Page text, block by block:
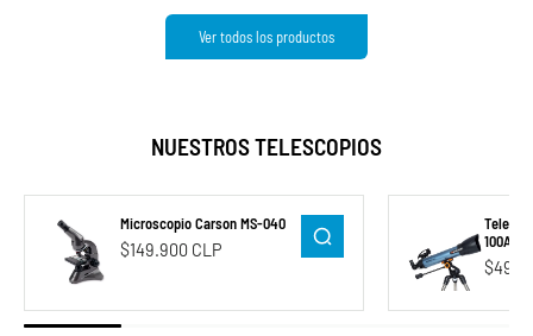
Ver todos los productos
NUESTROS TELESCOPIOS
MS-040
Telescopio Celestron Inspire
100AZ